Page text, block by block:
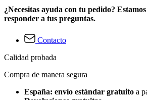
¿Necesitas ayuda con tu pedido?
responder a tus preguntas.
Contacto
Calidad probada
Compra de manera segura
España: envío estándar gratuito a